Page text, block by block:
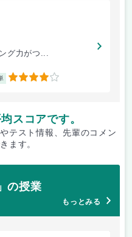
グ力がつ...
4
スコアです。
テスト情報、先輩のコメン
ます。
の授業
もっとみる